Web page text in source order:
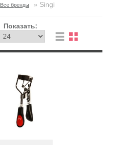
Все бренды » Singi
Показать: